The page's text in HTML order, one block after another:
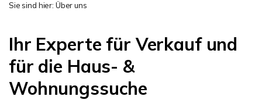
Sie sind hier: Über uns
Ihr Experte für Verkauf und
für die Haus- &
Wohnungssuche